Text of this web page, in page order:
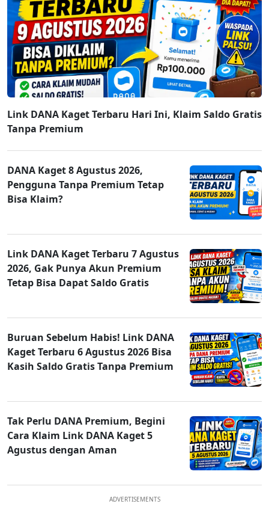
Link DANA Kaget Terbaru Hari Ini, Klaim Saldo Gratis
Tanpa Premium
DANA Kaget 8 Agustus 2026,
Pengguna Tanpa Premium Tetap
Bisa Klaim?
Link DANA Kaget Terbaru 7 Agustus
2026, Gak Punya Akun Premium
Tetap Bisa Dapat Saldo Gratis
Buruan Sebelum Habis! Link DANA
Kaget Terbaru 6 Agustus 2026 Bisa
Kasih Saldo Gratis Tanpa Premium
Tak Perlu DANA Premium, Begini
Cara Klaim Link DANA Kaget 5
Agustus dengan Aman
ADVERTISEMENTS